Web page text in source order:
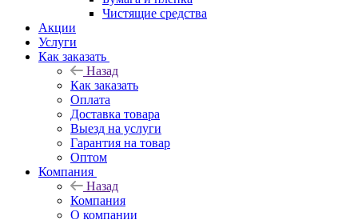
Чистящие средства
Акции
Услуги
Как заказать
Назад
Как заказать
Оплата
Доставка товара
Выезд на услуги
Гарантия на товар
Оптом
Компания
Назад
Компания
О компании